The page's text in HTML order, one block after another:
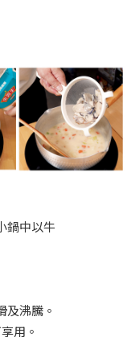
鍋中以牛
及沸騰。
用。